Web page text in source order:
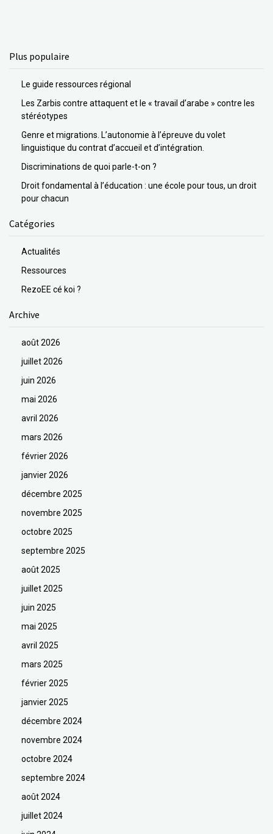
Plus populaire
Le guide ressources régional
Les Zarbis contre attaquent et le « travail d’arabe » contre les
stéréotypes
Genre et migrations. L’autonomie à l’épreuve du volet
linguistique du contrat d’accueil et d’intégration.
Discriminations de quoi parle-t-on ?
Droit fondamental à l’éducation : une école pour tous, un droit
pour chacun
Catégories
Actualités
Ressources
RezoEE cé koi ?
Archive
août 2026
juillet 2026
juin 2026
mai 2026
avril 2026
mars 2026
février 2026
janvier 2026
décembre 2025
novembre 2025
octobre 2025
septembre 2025
août 2025
juillet 2025
juin 2025
mai 2025
avril 2025
mars 2025
février 2025
janvier 2025
décembre 2024
novembre 2024
octobre 2024
septembre 2024
août 2024
juillet 2024